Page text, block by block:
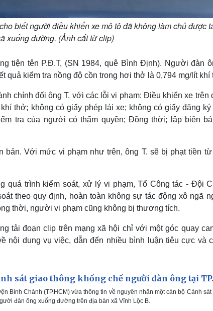
biết người điều khiển xe mô tô đã không làm chủ được
xuống đường. (Ảnh cắt từ clip)
tiện tên P.Đ.T, (SN 1984, quê Bình Định). Người đàn
quả kiểm tra nồng độ cồn trong hơi thở là 0,794 mg/lít khí
chính đối ông T. với các lỗi vi phạm: Điều khiển xe trên
thở; không có giấy phép lái xe; không có giấy đăng ký
tra của người có thẩm quyền; Đồng thời; lập biên
bản. Với mức vi phạm như trên, ông T. sẽ bị phạt tiền từ
quá trình kiểm soát, xử lý vi phạm, Tổ Công tác - Đội
theo quy định, hoàn toàn không sự tác động xô ngã
thời, người vi phạm cũng không bị thương tích.
tải đoạn clip trên mạng xã hội chỉ với một góc quay
nội dung vụ việc, dẫn đến nhiều bình luận tiêu cực và
sát giao thông khống chế người đàn ông tại
Bình Chánh (TP.HCM) vừa thông tin về nguyên nhân một cán bộ Cảnh
đàn ông xuống đường trên địa bàn xã Vĩnh Lộc B.